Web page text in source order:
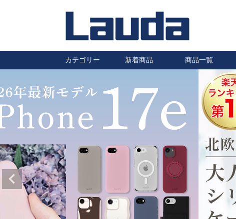
カテゴリー
ー
ー
新着商品 商品一覧